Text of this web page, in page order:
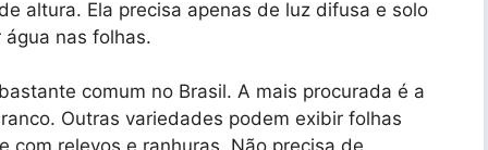
altura. Ela precisa apenas de luz difusa e solo
nas folhas.
comum no Brasil. A mais procurada é a
Outras variedades podem exibir folhas